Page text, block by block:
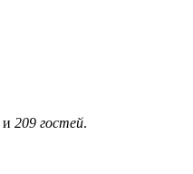
и 209 гостей.